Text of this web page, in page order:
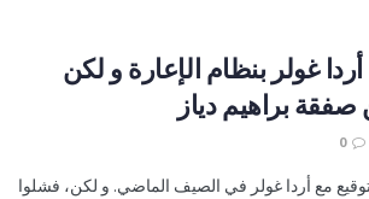
غولر بنظام الإعارة و لكن
براهيم دياز
0
مع أردا غولر في الصيف الماضي. و لكن، فشلوا